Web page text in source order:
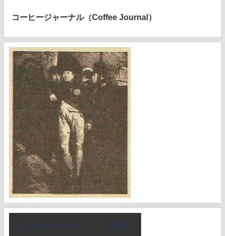
コーヒージャーナル（Coffee Journal）
X（ツイッター） NOTE